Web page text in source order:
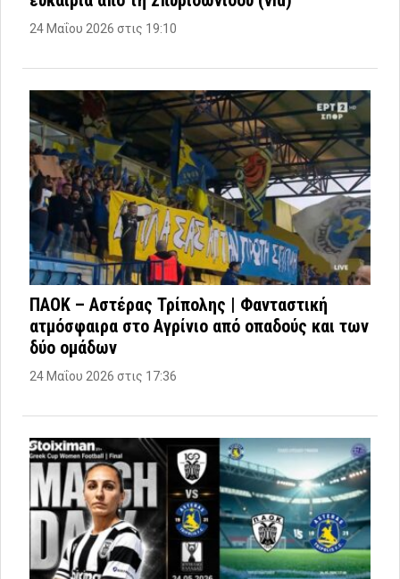
24 Μαΐου 2026 στις 19:10
ΠΑΟΚ – Αστέρας Τρίπολης | Φανταστική
ατμόσφαιρα στο Αγρίνιο από οπαδούς και των
δύο ομάδων
24 Μαΐου 2026 στις 17:36